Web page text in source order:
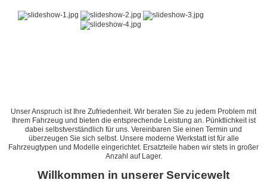
LEISTUNGEN
Unser Anspruch ist Ihre Zufriedenheit. Wir beraten Sie zu jedem Problem mit
Ihrem Fahrzeug und bieten die entsprechende Leistung an. Pünktlichkeit ist
dabei selbstverständlich für uns. Vereinbaren Sie einen Termin und
überzeugen Sie sich selbst. Unsere moderne Werkstatt ist für alle
Fahrzeugtypen und Modelle eingerichtet. Ersatzteile haben wir stets in großer
Anzahl auf Lager.
Willkommen in unserer Servicewelt